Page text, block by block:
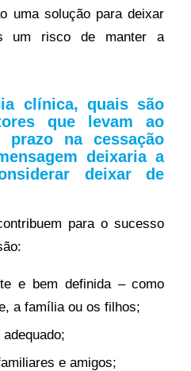
uma solução para deixar
um risco de manter a
clínica, quais são
que levam ao
na cessação
deixaria a
deixar de
para o sucesso
e bem definida – como
a família ou os filhos;
e amigos;